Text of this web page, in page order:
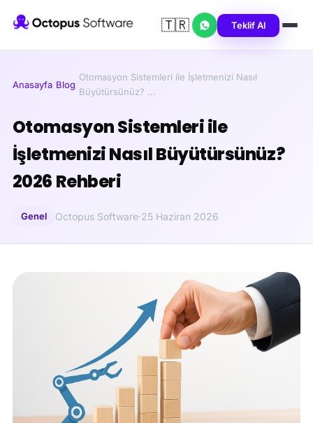
🇹🇷 Teklif Al
Anasayfa/Blog/
Otomasyon Sistemleri ile İşletmenizi Nasıl
Büyütürsünüz? …
Otomasyon Sistemleri ile
İşletmenizi Nasıl Büyütürsünüz?
2026 Rehberi
Genel Octopus Software·25 Haziran 2026